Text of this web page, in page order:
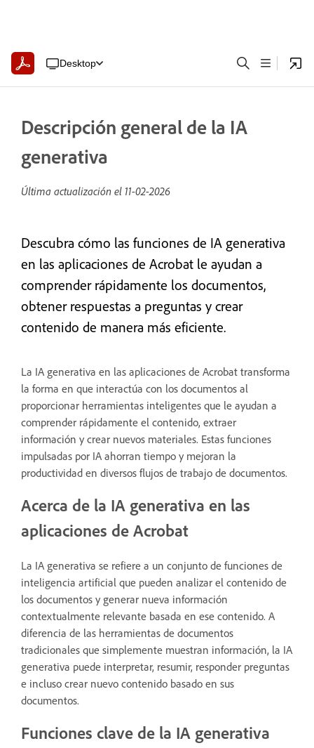
Desktop
Descripción general de la IA
generativa
Última actualización el 11-02-2026
Descubra cómo las funciones de IA generativa
en las aplicaciones de Acrobat le ayudan a
comprender rápidamente los documentos,
obtener respuestas a preguntas y crear
contenido de manera más eficiente.
La IA generativa en las aplicaciones de Acrobat transforma
la forma en que interactúa con los documentos al
proporcionar herramientas inteligentes que le ayudan a
comprender rápidamente el contenido, extraer
información y crear nuevos materiales. Estas funciones
impulsadas por IA ahorran tiempo y mejoran la
productividad en diversos flujos de trabajo de documentos.
Acerca de la IA generativa en las
aplicaciones de Acrobat
La IA generativa se refiere a un conjunto de funciones de
inteligencia artificial que pueden analizar el contenido de
los documentos y generar nueva información
contextualmente relevante basada en ese contenido. A
diferencia de las herramientas de documentos
tradicionales que simplemente muestran información, la IA
generativa puede interpretar, resumir, responder preguntas
e incluso crear nuevo contenido basado en sus
documentos.
Funciones clave de la IA generativa